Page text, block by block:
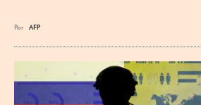
Por AFP